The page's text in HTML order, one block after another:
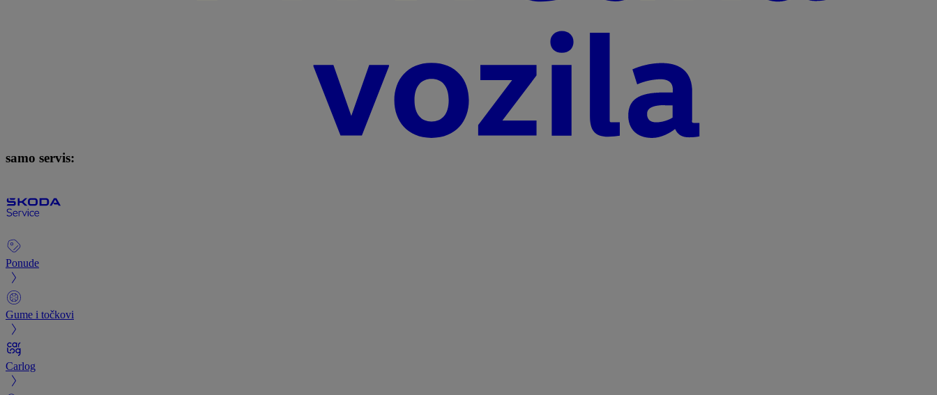
samo servis:
Ponude
Gume i točkovi
Carlog